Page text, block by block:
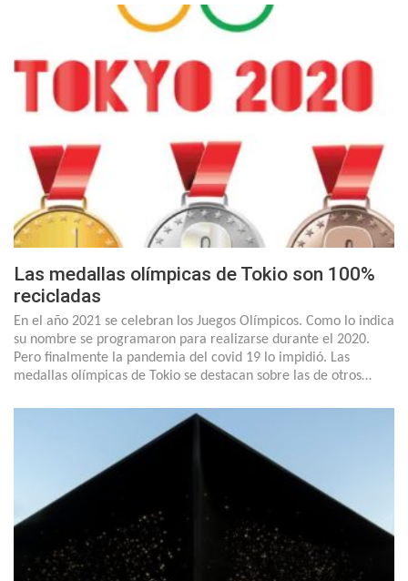
Las medallas olímpicas de Tokio son 100%
recicladas
En el año 2021 se celebran los Juegos Olímpicos. Como lo indica
su nombre se programaron para realizarse durante el 2020.
Pero finalmente la pandemia del covid 19 lo impidió. Las
medallas olímpicas de Tokio se destacan sobre las de otros…